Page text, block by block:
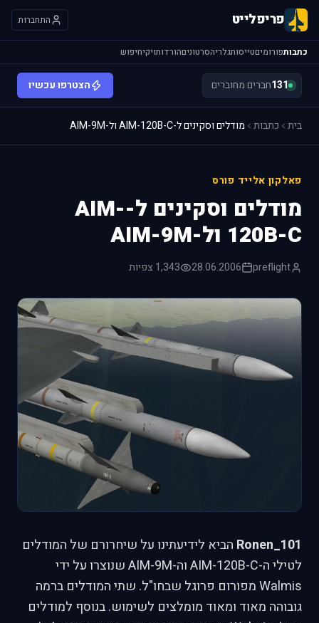
פריפלייט התחברות
כתבותפורומיםטייסותגלריהסרטוניםהורדותויקיחיפוש
131חברים מחוברים הצטרפו עכשיו
בית כתבות מודלים וסקינים ל-AIM-120B-C ול-AIM-9M
פאלקון אלייד פורס
מודלים וסקינים ל-AIM-
120B-C ול-AIM-9M
preflight
28.06.2006 1,343 צפיות
Ronen_101 הביא לידיעתינו על שיחרורם של המודלים
לטילי ה-AIM-120B-C וה-AIM-9M שנוצרו על ידי
Walmis מפורום פרוגל שבחו"ל. שתי המודלים ברמה
גובוהה מאוד ומאוד מומלצים לשימוש. בנוסף למודלים